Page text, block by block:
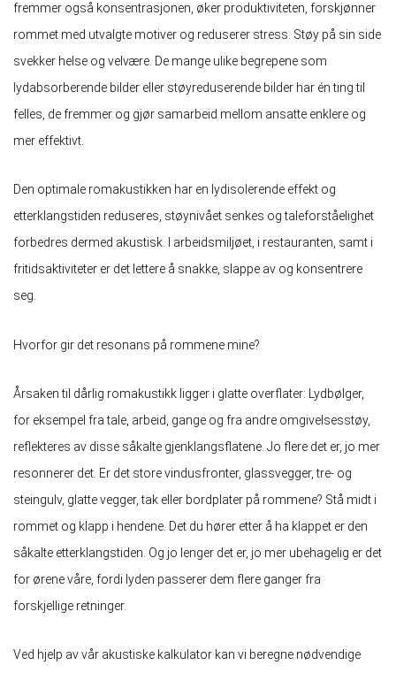
fremmer også konsentrasjonen, øker produktiviteten, forskjønner
rommet med utvalgte motiver og reduserer stress. Støy på sin side
svekker helse og velvære. De mange ulike begrepene som
lydabsorberende bilder eller støyreduserende bilder har én ting til
felles, de fremmer og gjør samarbeid mellom ansatte enklere og
mer effektivt.
Den optimale romakustikken har en lydisolerende effekt og
etterklangstiden reduseres, støynivået senkes og taleforståelighet
forbedres dermed akustisk. I arbeidsmiljøet, i restauranten, samt i
fritidsaktiviteter er det lettere å snakke, slappe av og konsentrere
seg.
Hvorfor gir det resonans på rommene mine?
Årsaken til dårlig romakustikk ligger i glatte overflater: Lydbølger,
for eksempel fra tale, arbeid, gange og fra andre omgivelsesstøy,
reflekteres av disse såkalte gjenklangsflatene. Jo flere det er, jo mer
resonnerer det. Er det store vindusfronter, glassvegger, tre- og
steingulv, glatte vegger, tak eller bordplater på rommene? Stå midt i
rommet og klapp i hendene. Det du hører etter å ha klappet er den
såkalte etterklangstiden. Og jo lenger det er, jo mer ubehagelig er det
for ørene våre, fordi lyden passerer dem flere ganger fra
forskjellige retninger.
Ved hjelp av vår akustiske kalkulator kan vi beregne nødvendige